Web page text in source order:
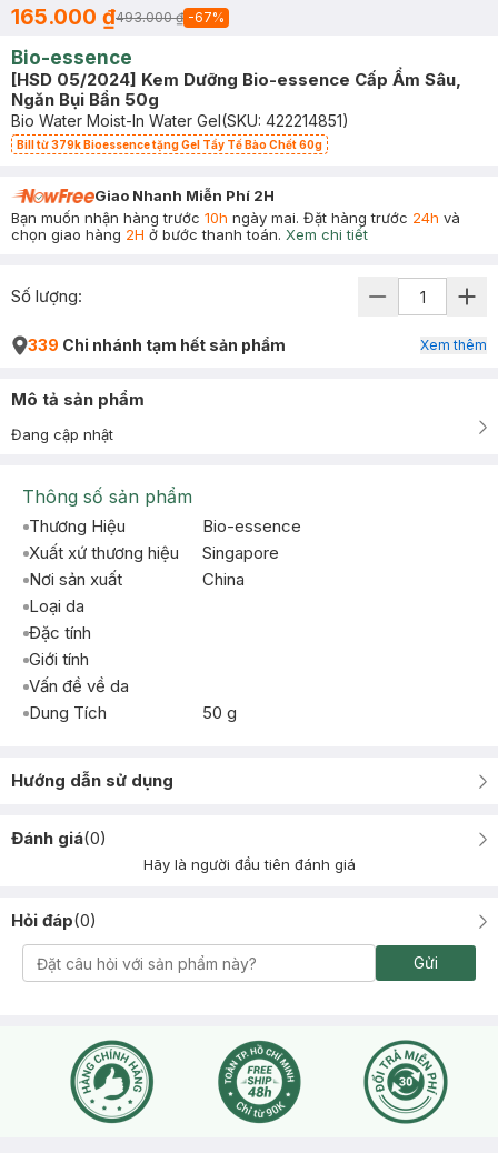
165.000 ₫493.000 ₫ -67%
Bio-essence
[HSD 05/2024] Kem Dưỡng Bio-essence Cấp Ẩm Sâu,
Ngăn Bụi Bẩn 50g
Bio Water Moist-In Water Gel(SKU: 422214851)
Bill từ 379k Bioessence tặng Gel Tẩy Tế Bào Chết 60g
Giao Nhanh Miễn Phí 2H
Bạn muốn nhận hàng trước 10h ngày mai. Đặt hàng trước 24h và
chọn giao hàng 2H ở bước thanh toán. Xem chi tiết
Số lượng:
339 Chi nhánh tạm hết sản phẩm Xem thêm
Mô tả sản phẩm
Đang cập nhật
Thông số sản phẩm
Thương Hiệu
Bio-essence
Xuất xứ thương hiệu
Singapore
Nơi sản xuất
China
Loại da
Đặc tính
Giới tính
Vấn đề về da
Dung Tích
50 g
Hướng dẫn sử dụng
Đánh giá(0)
Hãy là người đầu tiên đánh giá
Hỏi đáp(0)
Gửi